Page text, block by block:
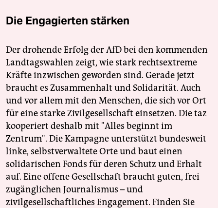
Die Engagierten stärken
Der drohende Erfolg der AfD bei den kommenden
Landtagswahlen zeigt, wie stark rechtsextreme
Kräfte inzwischen geworden sind. Gerade jetzt
braucht es Zusammenhalt und Solidarität. Auch
und vor allem mit den Menschen, die sich vor Ort
für eine starke Zivilgesellschaft einsetzen. Die taz
kooperiert deshalb mit "Alles beginnt im
Zentrum". Die Kampagne unterstützt bundesweit
linke, selbstverwaltete Orte und baut einen
solidarischen Fonds für deren Schutz und Erhalt
auf. Eine offene Gesellschaft braucht guten, frei
zugänglichen Journalismus – und
zivilgesellschaftliches Engagement. Finden Sie